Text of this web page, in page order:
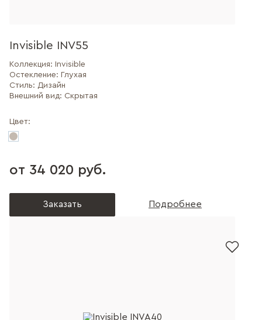
Invisible INV55
Коллекция: Invisible
Остекление: Глухая
Стиль: Дизайн
Внешний вид: Скрытая
Цвет:
от 34 020 руб.
Заказать Подробнее